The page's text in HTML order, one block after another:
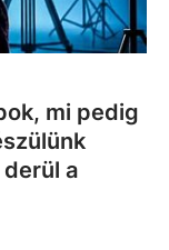
mi pedig
a